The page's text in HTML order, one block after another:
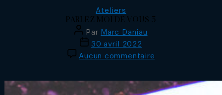
Catégories
Ateliers
PARLEZ MOI DE VOUS-3
Auteur
de
l’article
Par Marc Daniau
Date
l’article
30 avril 2022
Aucun commentaire
DE
VOUS-